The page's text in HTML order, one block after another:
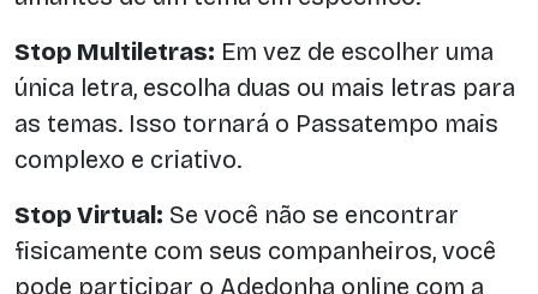
Stop Multiletras: Em vez de escolher uma
única letra, escolha duas ou mais letras para
as temas. Isso tornará o Passatempo mais
complexo e criativo.
Stop Virtual: Se você não se encontrar
fisicamente com seus companheiros, você
pode participar o Adedonha online com a